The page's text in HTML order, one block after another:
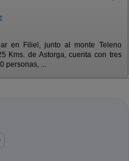
en Filiel, junto al monte Teleno
Kms. de Astorga, cuenta con tres
personas, ...